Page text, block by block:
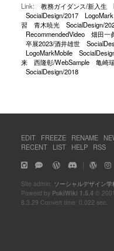
Link:
教務ガイダンス/新入生
SocialDesign/2017
LogoMark
習
青木暁光 SocialDesign/
RecommendedVideo
畑田一
卒展2023/酒井雄世
LogoMarkMobile
来
西隆彰/WebSample 亀崎
SocialDesign/2018
EDIT FREEZE RENAME
RECENT
LIST HELP RSS
｜
Site admin: ソーシャルデザイン学
Powerd by PukiWiki 1.5.4 ©
8.3.29 Convert time: 0.022 sec.